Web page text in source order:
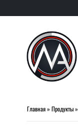
Главная» Продукты»